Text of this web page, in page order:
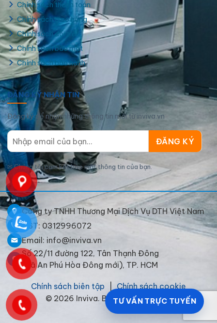
Tem nhãn khô gà lá chanh Thực Phẩm Sấy Giòn
Chính sách thanh toán
Chính sách giao hàng
Chính sách đổi trả
Chính sách bảo mật
Chính sách bảo hành
ĐĂNG KÝ NHẬN TIN
Đăng ký để nhận những thông tin mới từ inviva.vn
✉Chúng tôi cam kết bảo mật thông tin của bạn.
Công ty TNHH Thương Mại Dịch Vụ DTH Việt Nam
MST: 0312996072
Email: info@inviva.vn
Số 22/11 đường 122, Tân Thạnh Đông
(xã An Phú Hòa Đông mới), TP. HCM
Chính sách biên tập
Chính sách cookie
© 2026 Inviva. Bảo lưu mọi quyền.
TƯ VẤN TRỰC TUYẾN